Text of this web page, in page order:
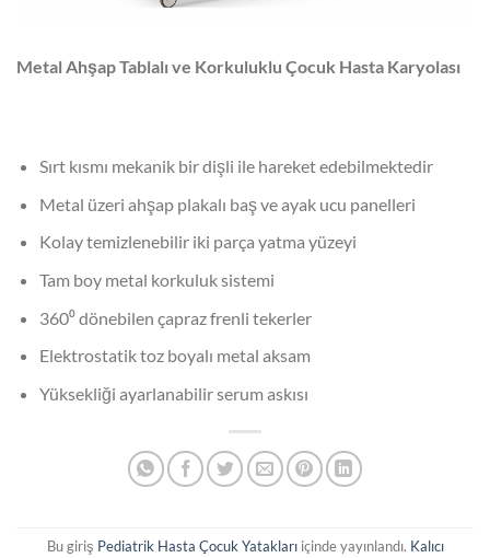
Metal Ahşap Tablalı ve Korkuluklu Çocuk Hasta Karyolası
Sırt kısmı mekanik bir dişli ile hareket edebilmektedir
Metal üzeri ahşap plakalı baş ve ayak ucu panelleri
Kolay temizlenebilir iki parça yatma yüzeyi
Tam boy metal korkuluk sistemi
360⁰ dönebilen çapraz frenli tekerler
Elektrostatik toz boyalı metal aksam
Yüksekliği ayarlanabilir serum askısı
Bu giriş Pediatrik Hasta Çocuk Yataklarıiçinde yayınlandı. Kalıcı